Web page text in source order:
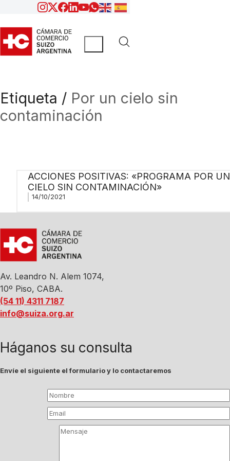
Etiqueta / Por un cielo sin
contaminación
ACCIONES POSITIVAS: «PROGRAMA POR UN
CIELO SIN CONTAMINACIÓN»
14/10/2021
Av. Leandro N. Alem 1074,
10º Piso, CABA.
(54 11) 4311 7187
info@suiza.org.ar
Háganos su consulta
Envíe el siguiente el formulario y lo contactaremos